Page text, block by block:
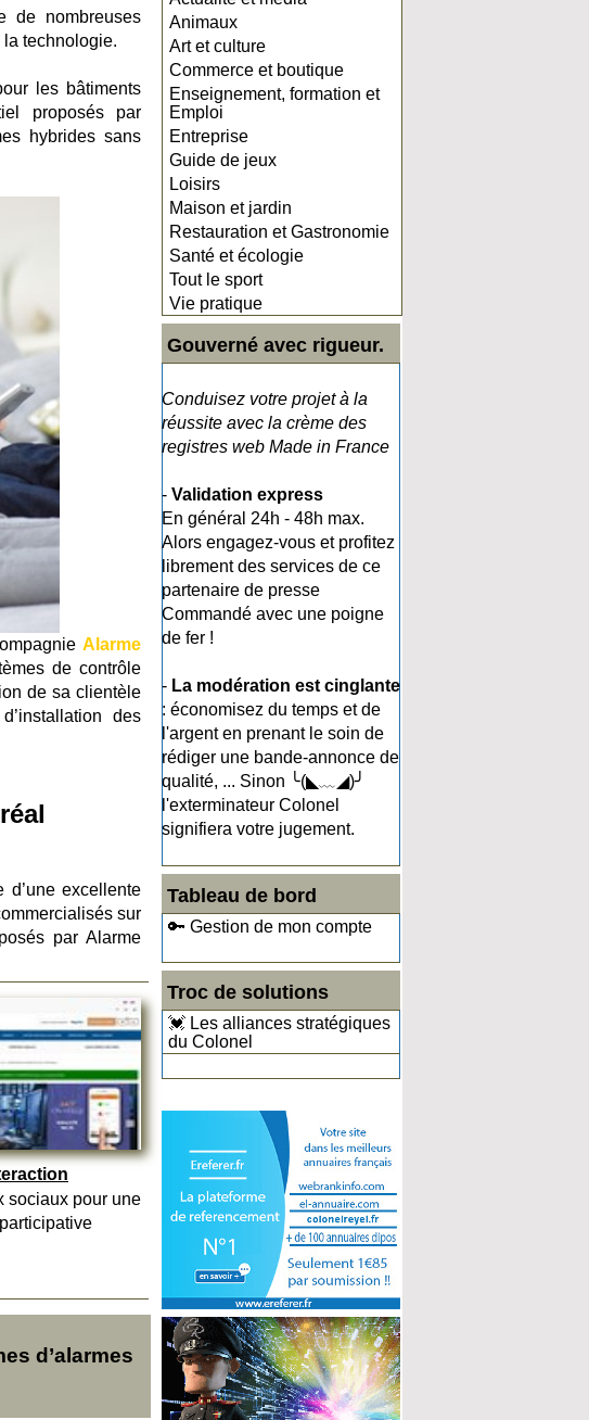
Animaux
Art et culture
Commerce et boutique
Enseignement, formation et
Emploi
Entreprise
Guide de jeux
Loisirs
Maison et jardin
Restauration et Gastronomie
Santé et écologie
Tout le sport
Vie pratique
Gouverné avec rigueur.
Conduisez votre projet à la
réussite avec la crème des
registres web Made in France
- Validation express
En général 24h - 48h max.
Alors engagez-vous et profitez
librement des services de ce
partenaire de presse
Commandé avec une poigne
de fer !
- La modération est cinglante
: économisez du temps et de
l'argent en prenant le soin de
rédiger une bande-annonce de
qualité, ... Sinon ╰(◣﹏◢)╯
l'exterminateur Colonel
signifiera votre jugement.
Tableau de bord
🔑 Gestion de mon compte
Troc de solutions
💓 Les alliances stratégiques
du Colonel
de nombreuses
technologie.
les bâtiments
proposés par
hybrides sans
Alarme
de contrôle
de sa clientèle
des
d’une excellente
sur
par Alarme
sociaux pour une
d’alarmes